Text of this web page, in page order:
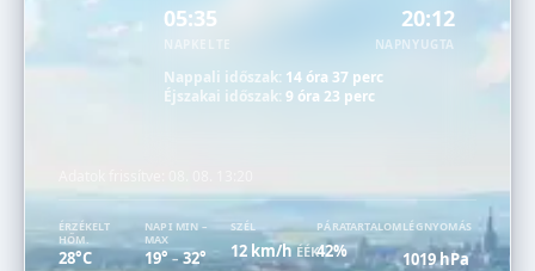
05:35 20:12
NAPNYUGTA
Nappali időszak: 14 óra 37 perc
Éjszakai időszak: 9 óra 23 perc
ÉRZÉKELT
HŐM.
28°C
NAPI MIN –
MAX
19° –32°
SZÉL
12 km/hÉÉK
PÁRATARTALOM
42%
LÉGNYOMÁS
1019 hPa